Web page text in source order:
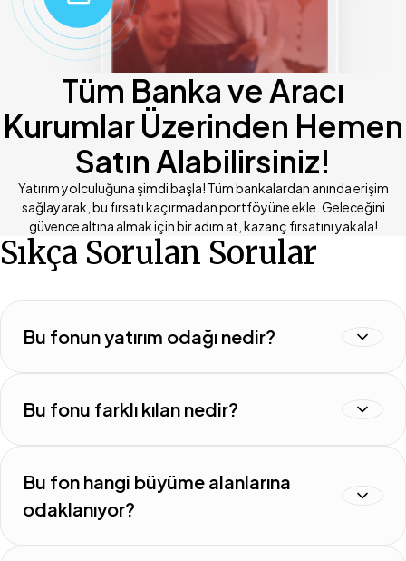
Tüm Banka ve Aracı
Kurumlar Üzerinden Hemen
Satın Alabilirsiniz!
Yatırım yolculuğuna şimdi başla! Tüm bankalardan anında erişim
sağlayarak, bu fırsatı kaçırmadan portföyüne ekle. Geleceğini
güvence altına almak için bir adım at, kazanç fırsatını yakala!
Sıkça Sorulan Sorular
Bu fonun yatırım odağı nedir?
Bu fonu farklı kılan nedir?
Bu fon hangi büyüme alanlarına
odaklanıyor?